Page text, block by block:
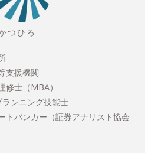
つひろ
支援機関
士（MBA）
ンニング技能士
トバンカー（証券アナリスト協会